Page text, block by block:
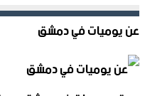
عن يوميات في دمشق